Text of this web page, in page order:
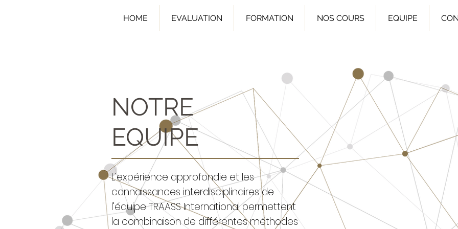
HOME EVALUATION FORMATION NOS COURS EQUIPE
NOTRE
EQUIPE
L’expérience approfondie et les
connaissances interdisciplinaires de
l’équipe TRAASS International permettent
la combinaison de différentes méthodes